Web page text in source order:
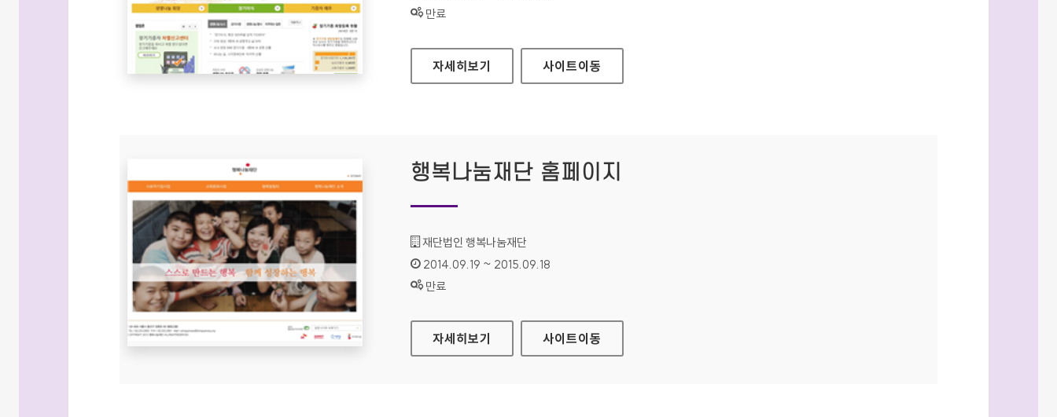
상태 :
만료
장기이식관리센터 홈페이지
자세히보기 사이트이동
행복나눔재단 홈페이지
기관명 :
재단법인 행복나눔재단
인증기간 :
2014.09.19 ~ 2015.09.18
상태 :
만료
행복나눔재단 홈페이지
자세히보기 사이트이동